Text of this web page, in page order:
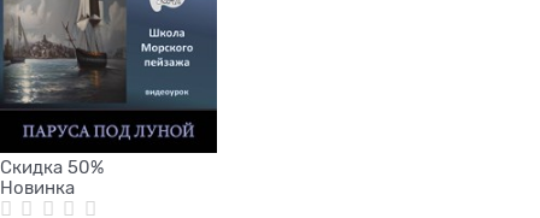
Скидка 50%
Новинка